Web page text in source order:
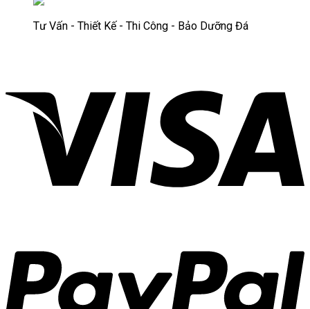
Tư Vấn - Thiết Kế - Thi Công - Bảo Dưỡng Đá